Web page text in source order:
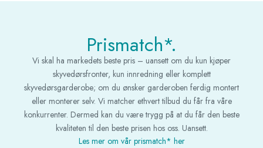
Prismatch*.
Vi skal ha markedets beste pris – uansett om du kun kjøper
skyvedørsfronter, kun innredning eller komplett
skyvedørsgarderobe; om du ønsker garderoben ferdig montert
eller monterer selv. Vi matcher ethvert tilbud du får fra våre
konkurrenter. Dermed kan du være trygg på at du får den beste
kvaliteten til den beste prisen hos oss. Uansett.
Les mer om vår prismatch* her